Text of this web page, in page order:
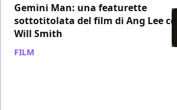
Gemini Man: una featurette
sottotitolata del film di Ang Lee con
Will Smith
FILM